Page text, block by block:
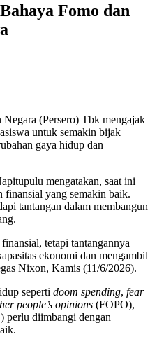
Fomo dan
(Persero) Tbk mengajak
untuk semakin bijak
gaya hidup dan
mengatakan, saat ini
finansial yang semakin baik.
tantangan dalam membangun
tetapi tantangannya
ekonomi dan mengambil
Nixon, Kamis (11/6/2026).
seperti doom spending, fear
people’s opinions (FOPO),
perlu diimbangi dengan